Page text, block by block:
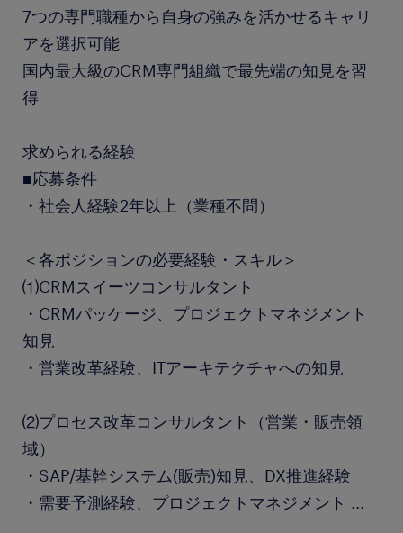
7つの専門職種から自身の強みを活かせるキャリ
アを選択可能
国内最大級のCRM専門組織で最先端の知見を習
得
求められる経験
■応募条件
・社会人経験2年以上（業種不問）
＜各ポジションの必要経験・スキル＞
⑴CRMスイーツコンサルタント
・CRMパッケージ、プロジェクトマネジメント
知見
・営業改革経験、ITアーキテクチャへの知見
⑵プロセス改革コンサルタント（営業・販売領
域）
・SAP/基幹システム(販売)知見、DX推進経験
・需要予測経験、プロジェクトマネジメント ...